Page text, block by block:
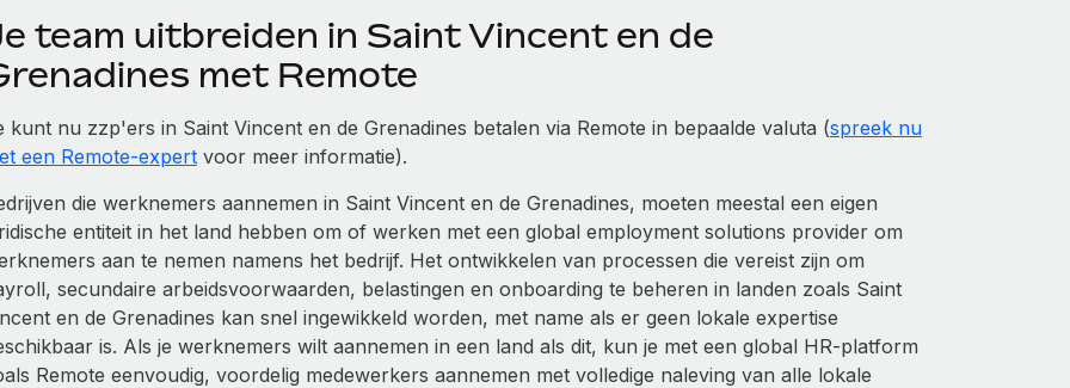
team uitbreiden in Saint Vincent en de
met Remote
kunt nu zzp'ers in Saint Vincent en de Grenadines betalen via Remote in bepaalde valuta (spreek nu
een Remote-expertvoor meer informatie).
die werknemers aannemen in Saint Vincent en de Grenadines, moeten meestal een eigen
entiteit in het land hebben om of werken met een global employment solutions provider om
aan te nemen namens het bedrijf. Het ontwikkelen van processen die vereist zijn om
secundaire arbeidsvoorwaarden, belastingen en onboarding te beheren in landen zoals Saint
en de Grenadines kan snel ingewikkeld worden, met name als er geen lokale expertise
is. Als je werknemers wilt aannemen in een land als dit, kun je met een global HR-platform
Remote eenvoudig, voordelig medewerkers aannemen met volledige naleving van alle lokale